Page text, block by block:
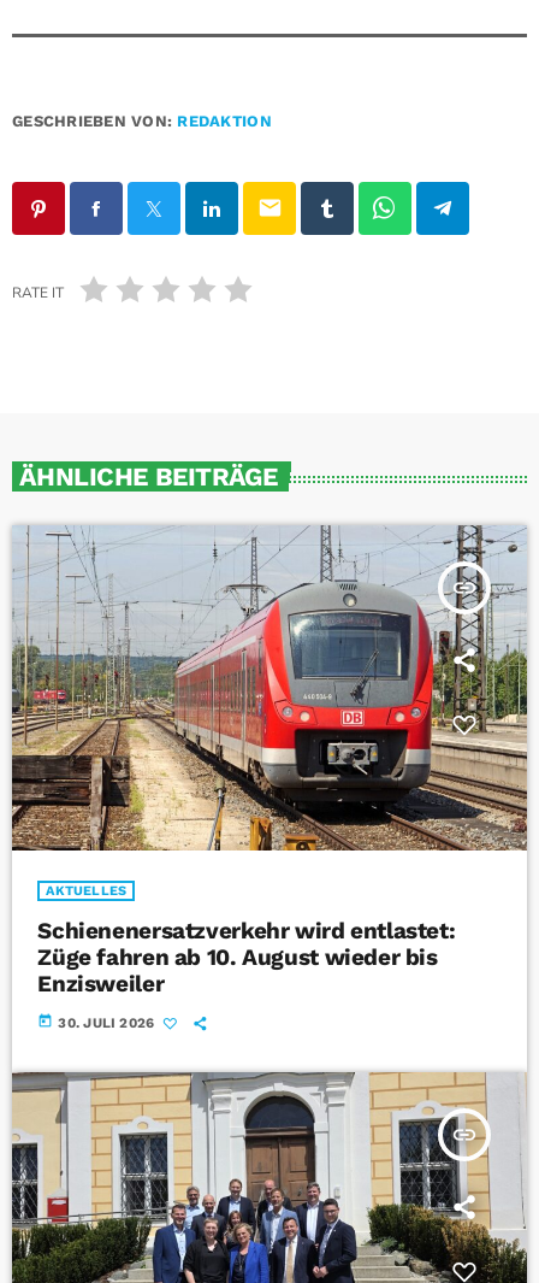
GESCHRIEBEN VON: REDAKTION
email
RATE IT
ÄHNLICHE BEITRÄGE
insert_link
AKTUELLES
Schienenersatzverkehr wird entlastet:
Züge fahren ab 10. August wieder bis
Enzisweiler
today 30. JULI 2026
insert_link